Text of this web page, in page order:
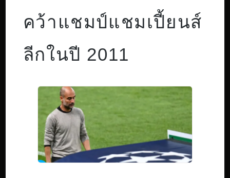
คว้าแชมป์แชมเปี้ยนส์
ลีกในปี 2011